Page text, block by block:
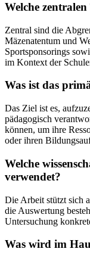
Welche
Zentral sind die
Mäzenatentum und
Sportsponsorings
im Kontext der
Was ist das
Das Ziel ist es,
pädagogisch
können, um ihre
oder ihren
Welche
verwendet?
Die Arbeit stützt sich
die Auswertung
Untersuchung
Was wird im